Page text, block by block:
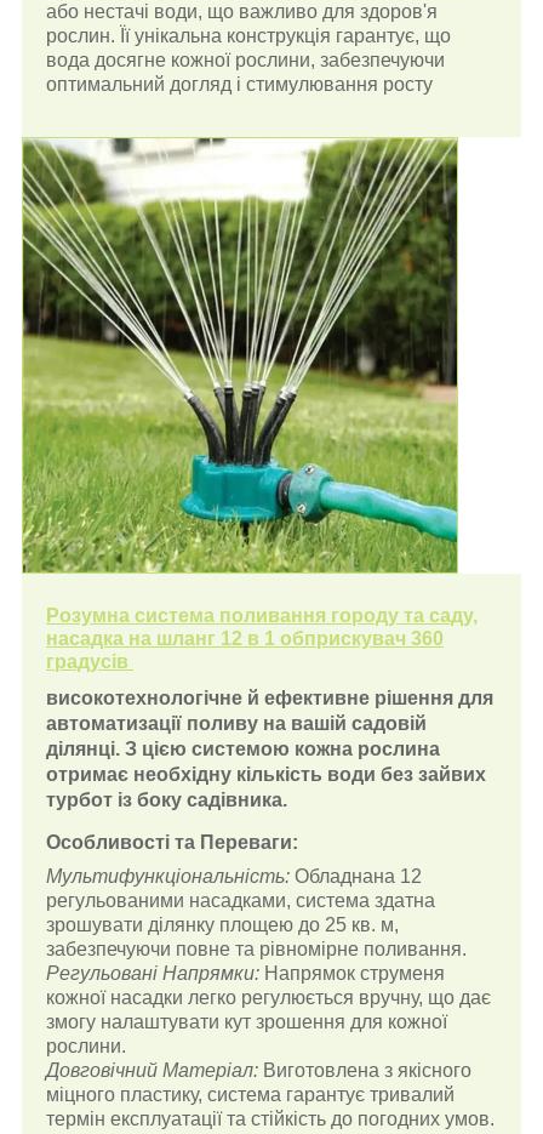
Розумна система поливання городу та саду,
насадка на шланг 12 в 1 обприскувач 360
градусів
високотехнологічне й ефективне рішення для
автоматизації поливу на вашій садовій
ділянці. З цією системою кожна рослина
отримає необхідну кількість води без зайвих
турбот із боку садівника.
Особливості та Переваги:
Мультифункціональність: Обладнана 12
регульованими насадками, система здатна
зрошувати ділянку площею до 25 кв. м,
забезпечуючи повне та рівномірне поливання.
Регульовані Напрямки: Напрямок струменя
кожної насадки легко регулюється вручну, що дає
змогу налаштувати кут зрошення для кожної
рослини.
Довговічний Матеріал: Виготовлена з якісного
міцного пластику, система гарантує тривалий
термін експлуатації та стійкість до погодних умов.
або нестачі води, що важливо для здоров'я
рослин. Її унікальна конструкція гарантує, що
вода досягне кожної рослини, забезпечуючи
оптимальний догляд і стимулювання росту